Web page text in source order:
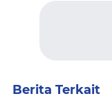
Berita Terkait